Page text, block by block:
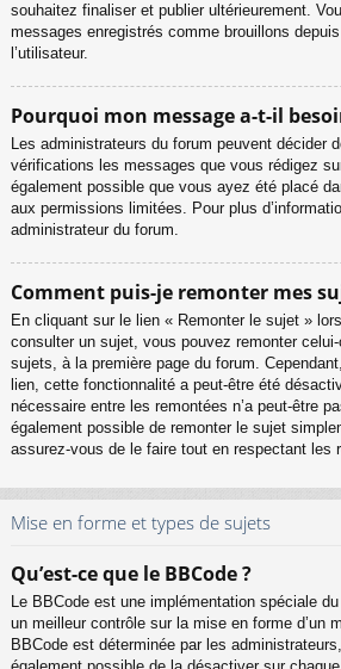
souhaitez finaliser et publier ultérieurement.
messages enregistrés comme brouillons
l’utilisateur.
Pourquoi mon message a-t-il
Les administrateurs du forum peuvent décider
vérifications les messages que vous rédigez
également possible que vous ayez été placé
aux permissions limitées. Pour plus
administrateur du forum.
Comment puis-je remonter mes
En cliquant sur le lien « Remonter le sujet »
consulter un sujet, vous pouvez remonter
sujets, à la première page du forum.
lien, cette fonctionnalité a peut-être été
nécessaire entre les remontées n’a peut-être
également possible de remonter le sujet
assurez-vous de le faire tout en respectant les
Mise en forme et types de sujets
Qu’est-ce que le BBCode ?
Le BBCode est une implémentation spéciale
un meilleur contrôle sur la mise en forme d’un
BBCode est déterminée par les